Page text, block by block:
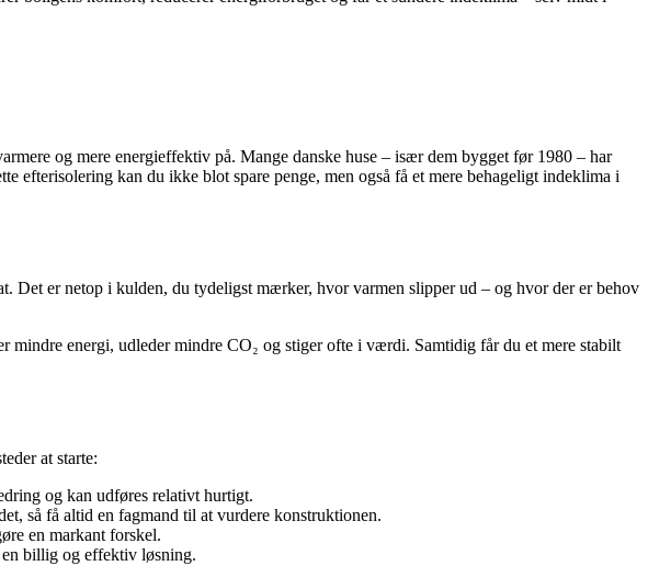
og mere energieffektiv på. Mange danske huse – især dem bygget før 1980 – har
kan du ikke blot spare penge, men også få et mere behageligt indeklima i
Det er netop i kulden, du tydeligst mærker, hvor varmen slipper ud – og hvor der er behov
energi, udleder mindre CO₂ og stiger ofte i værdi. Samtidig får du et mere stabilt
at starte:
og kan udføres relativt hurtigt.
så få altid en fagmand til at vurdere konstruktionen.
en markant forskel.
billig og effektiv løsning.